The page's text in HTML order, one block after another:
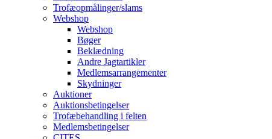
Trofæopmålinger/slams
Webshop
Webshop
Bøger
Beklædning
Andre Jagtartikler
Medlemsarrangementer
Skydninger
Auktioner
Auktionsbetingelser
Trofæbehandling i felten
Medlemsbetingelser